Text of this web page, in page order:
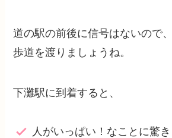
道の駅の前後に信号はないので
歩道を渡りましょうね。
下灘駅に到着すると、
人がいっぱい！なことに驚き